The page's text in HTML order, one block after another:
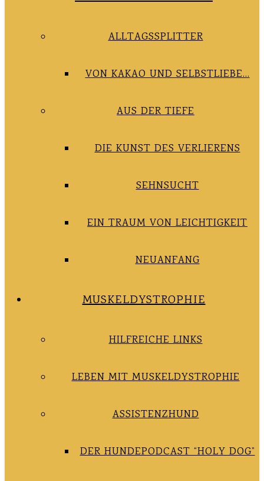
ALLTAGSSPLITTER
VON KAKAO UND SELBSTLIEBE…
AUS DER TIEFE
DIE KUNST DES VERLIERENS
SEHNSUCHT
EIN TRAUM VON LEICHTIGKEIT
NEUANFANG
MUSKELDYSTROPHIE
HILFREICHE LINKS
LEBEN MIT MUSKELDYSTROPHIE
ASSISTENZHUND
DER HUNDEPODCAST “HOLY DOG”